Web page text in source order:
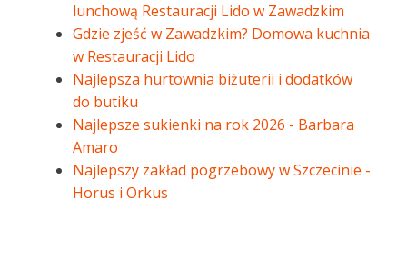
lunchową Restauracji Lido w Zawadzkim
Gdzie zjeść w Zawadzkim? Domowa kuchnia
w Restauracji Lido
Najlepsza hurtownia biżuterii i dodatków
do butiku
Najlepsze sukienki na rok 2026 - Barbara
Amaro
Najlepszy zakład pogrzebowy w Szczecinie -
Horus i Orkus